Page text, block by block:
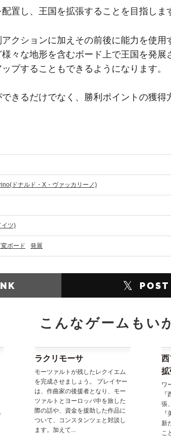
置し、王国を拡張することを目指しま
クションに加えその前後に能力を使
々な地形を含むボード上で王国を発
プすることもできるようになります。
きるだけでなく、勝利ポイントの獲
ドナルド・X・ヴァッカリーノ)
イツ)
ボード 発展
𝕏 POST
こんなゲームもい
ラクリモーサ
モーツァルトが残したレクイエム
を完成させましょう。 プレイヤー
は、作曲家の後援者となり、モー
ツァルトとヨーロッパ中を旅した
際の話や、資金を援助した作品に
ついて、コンスタンツェと対談し
ます。加えて...
西
拡
ワ
張
新
こ